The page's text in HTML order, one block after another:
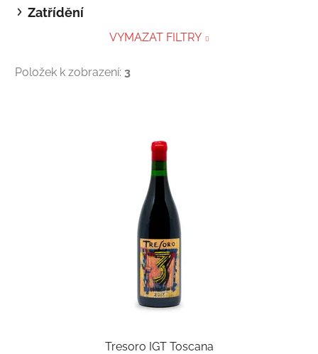
Zatřídění
VYMAZAT FILTRY
Položek k zobrazení: 3
Tresoro IGT Toscana